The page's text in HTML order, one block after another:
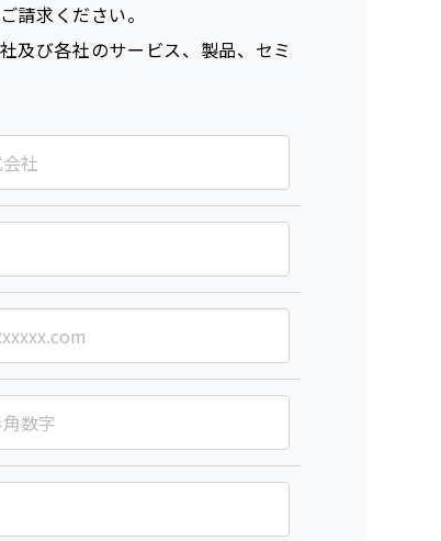
請求ください。
及び各社のサービス、製品、セミ